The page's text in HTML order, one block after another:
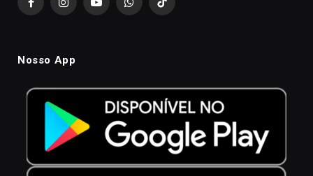
FacebookInstagramYouTubeWhatsAppTikTok
Nosso App